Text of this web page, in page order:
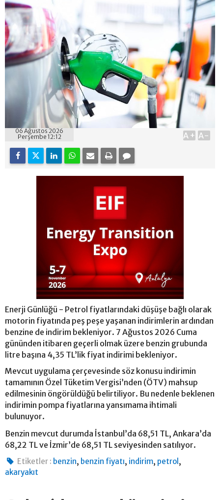
06 Ağustos 2026
Perşembe 12:12
A+ A-
Enerji Günlüğü - Petrol fiyatlarındaki düşüşe bağlı olarak
motorin fiyatında peş peşe yaşanan indirimlerin ardından
benzine de indirim bekleniyor. 7 Ağustos 2026 Cuma
gününden itibaren geçerli olmak üzere benzin grubunda
litre başına 4,35 TL’lik fiyat indirimi bekleniyor.
Mevcut uygulama çerçevesinde söz konusu indirimin
tamamının Özel Tüketim Vergisi’nden (ÖTV) mahsup
edilmesinin öngörüldüğü belirtiliyor. Bu nedenle beklenen
indirimin pompa fiyatlarına yansımama ihtimali
bulunuyor.
Benzin mevcut durumda İstanbul’da 68,51 TL, Ankara’da
68,22 TL ve İzmir’de 68,51 TL seviyesinden satılıyor.
Etiketler : benzin, benzin fiyatı, indirim, petrol ,
akaryakıt